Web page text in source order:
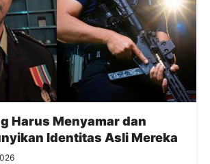
Harus Menyamar dan
Identitas Asli Mereka